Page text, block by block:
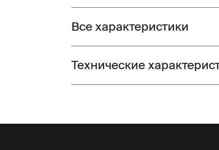
Toggle features
Все характеристики
Toggle techspec
Технические